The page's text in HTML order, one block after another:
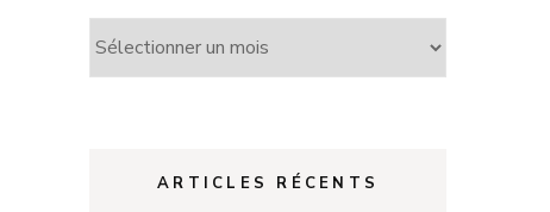
Archives
ARTICLES RÉCENTS